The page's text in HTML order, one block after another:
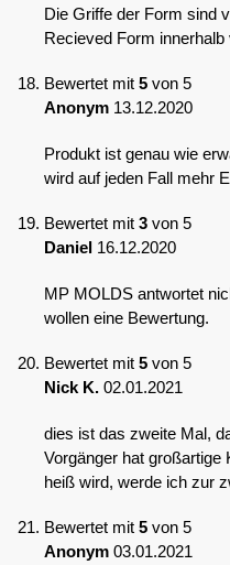
Die Griffe der Form sind
Recieved Form innerhalb
Bewertet mit 5 von 5
Anonym 13.12.2020
Produkt ist genau wie
wird auf jeden Fall mehr
Bewertet mit 3 von 5
Daniel 16.12.2020
MP MOLDS antwortet
wollen eine Bewertung.
Bewertet mit 5 von 5
Nick K. 02.01.2021
dies ist das zweite Mal,
Vorgänger hat großartige
heiß wird, werde ich zur
Bewertet mit 5 von 5
Anonym 03.01.2021